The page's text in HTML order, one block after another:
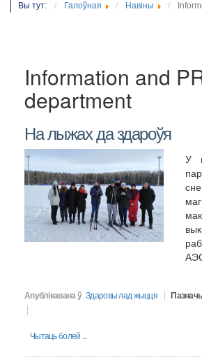
Вы тут: Галоўная Навіны
Information and
department
На лыжах да здароўя
У
Апублікавана ў Здаровы лад жыцця
Чытаць болей ...